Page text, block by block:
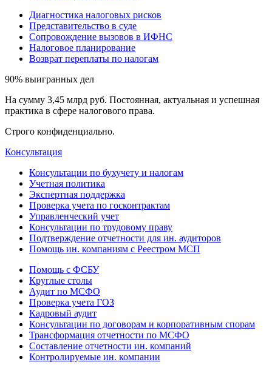
Диагностика налоговых рисков
Представительство в суде
Сопровождение вызовов в ИФНС
Налоговое планирование
Возврат переплаты по налогам
90% выигранных дел
На сумму 3,45 млрд руб. Постоянная, актуальная и успешная
практика в сфере налогового права.
Строго конфиденциально.
Консультация
Консультации по бухучету и налогам
Учетная политика
Экспертная поддержка
Проверка учета по госконтрактам
Управленческий учет
Консультации по трудовому праву
Подтверждение отчетности для ин. аудиторов
Помощь ин. компаниям с Реестром МСП
Помощь с ФСБУ
Круглые столы
Аудит по МСФО
Проверка учета ГОЗ
Кадровый аудит
Консультации по договорам и корпоративным спорам
Трансформация отчетности по МСФО
Составление отчетности ин. компаний
Контролируемые ин. компании